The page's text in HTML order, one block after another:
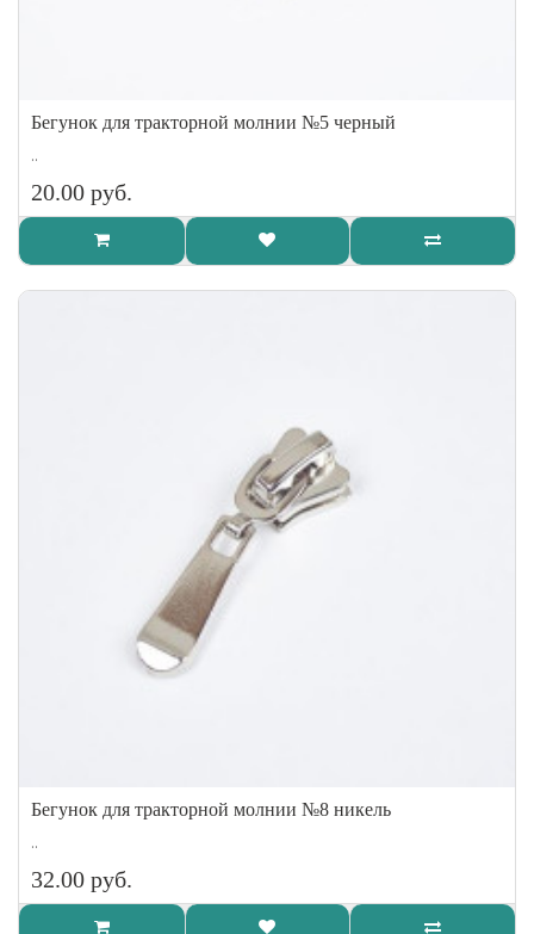
Бегунок для тракторной молнии №5 черный
..
20.00 руб.
Бегунок для тракторной молнии №8 никель
..
32.00 руб.